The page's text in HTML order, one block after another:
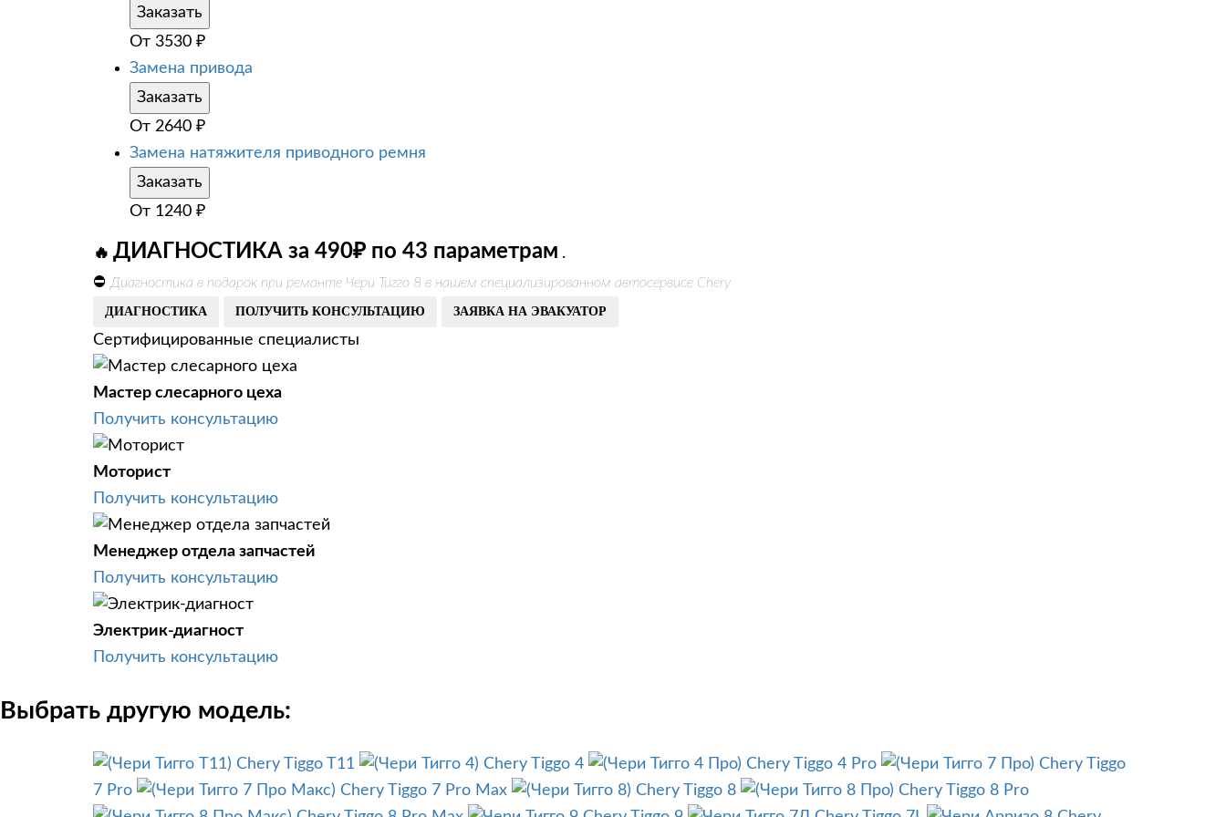
Заказать
От 3530 ₽
Замена привода
Заказать
От 2640 ₽
Замена натяжителя приводного ремня
Заказать
От 1240 ₽
🔥 ДИАГНОСТИКА за 490₽ по 43 параметрам .
⛔ Диагностика в подарок при ремонте Чери Тигго 8 в нашем специализированном автосервисе Chery
ДИАГНОСТИКА ПОЛУЧИТЬ КОНСУЛЬТАЦИЮ ЗАЯВКА НА ЭВАКУАТОР
Сертифицированные специалисты
Мастер слесарного цеха
Получить консультацию
Моторист
Получить консультацию
Менеджер отдела запчастей
Получить консультацию
Электрик-диагност
Получить консультацию
Выбрать другую модель:
Chery Tiggo T11 Chery Tiggo 4 Chery Tiggo 4 Pro
Chery Tiggo
7 Pro
Chery Tiggo 7 Pro Max Chery Tiggo 8
Chery Tiggo 8 Pro